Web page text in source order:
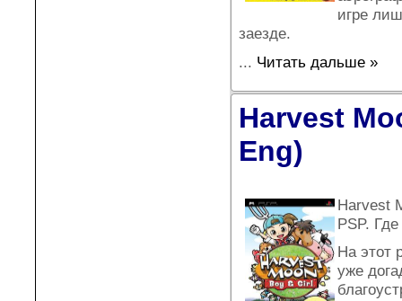
игре
заезде.
... Читать дальше »
Harvest
Eng)
Harvest
PSP.
На этот
уже